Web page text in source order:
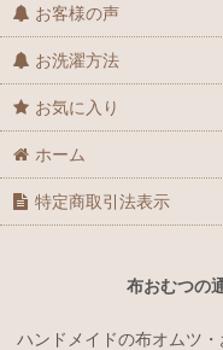
お客様の声
お洗濯方法
お気に入り
ホーム
特定商取引法表示
布おむつの
ハンドメイドの布オムツ